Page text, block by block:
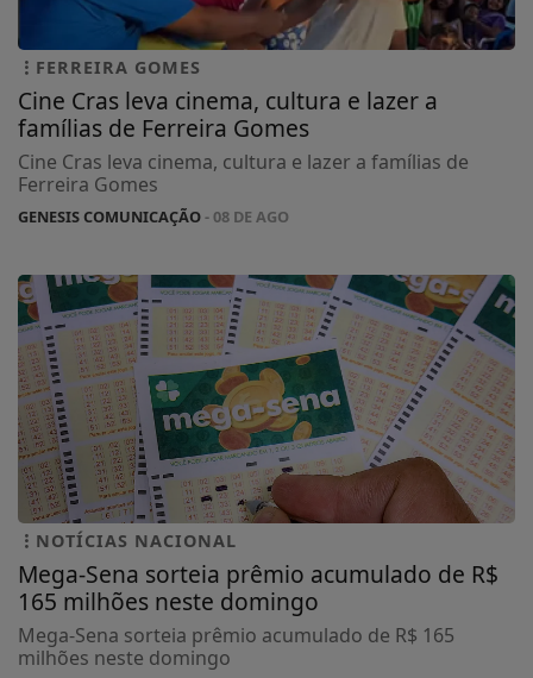
FERREIRA GOMES
Cine Cras leva cinema, cultura e lazer a
famílias de Ferreira Gomes
Cine Cras leva cinema, cultura e lazer a famílias de
Ferreira Gomes
GENESIS COMUNICAÇÃO- 08 DE AGO
NOTÍCIAS NACIONAL
Mega-Sena sorteia prêmio acumulado de R$
165 milhões neste domingo
Mega-Sena sorteia prêmio acumulado de R$ 165
milhões neste domingo